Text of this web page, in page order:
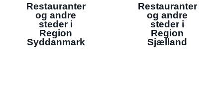
Restauranter
og andre
steder i
Region
Syddanmark
Restauranter
og andre
steder i
Region
Sjælland